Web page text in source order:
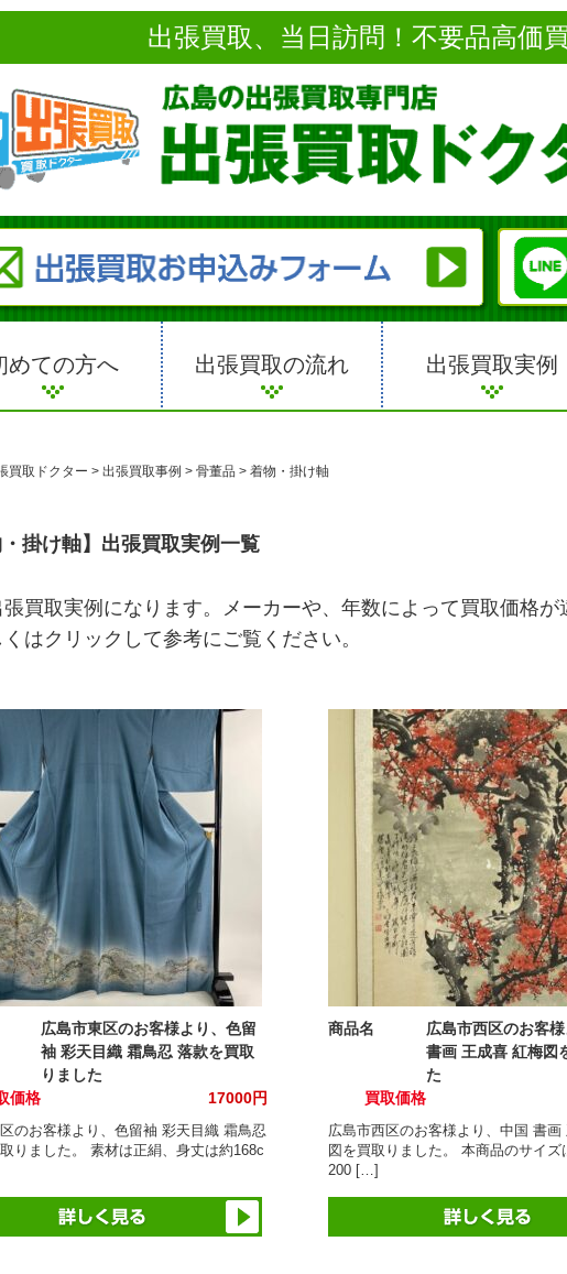
出張買取、当日訪問！不要品高価
めての方へ 出張買取の流れ 出張買取実例
買取ドクター > 出張買取事例 > 骨董品 > 着物・掛け軸
・掛け軸】出張買取実例一覧
買取実例になります。メーカーや、年数によって買取価格が
はクリックして参考にご覧ください。
広島市東区のお客様より、色留
袖 彩天目織 霜鳥忍 落款を買取
りました
価格
17000円
のお客様より、色留袖 彩天目織 霜鳥忍
りました。 素材は正絹、身丈は約168c
商品名
広島市西区のお客
書画 王成喜 紅梅図
た
買取価格
広島市西区のお客様より、中国 書画
図を買取りました。 本商品のサイズ
200 […]